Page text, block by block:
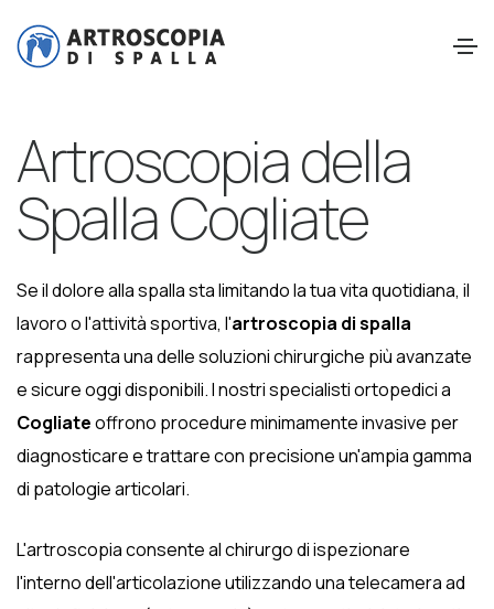
Artroscopia della
Spalla Cogliate
Se il dolore alla spalla sta limitando la tua vita quotidiana, il
lavoro o l'attività sportiva, l'artroscopia di spalla
rappresenta una delle soluzioni chirurgiche più avanzate
e sicure oggi disponibili. I nostri specialisti ortopedici a
Cogliateoffrono procedure minimamente invasive per
diagnosticare e trattare con precisione un'ampia gamma
di patologie articolari.
L'artroscopia consente al chirurgo di ispezionare
l'interno dell'articolazione utilizzando una telecamera ad